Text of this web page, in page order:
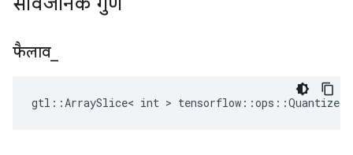
फैलाव_
gtl::ArraySlice< int >